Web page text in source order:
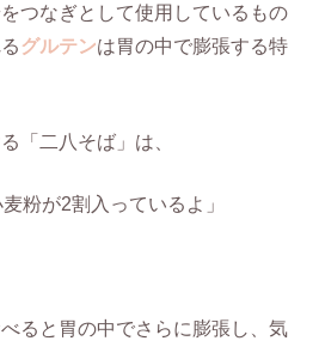
つなぎとして使用しているもの
グルテンは胃の中で膨張する特
「二八そば」は、
麦粉が2割入っているよ」
ると胃の中でさらに膨張し、気